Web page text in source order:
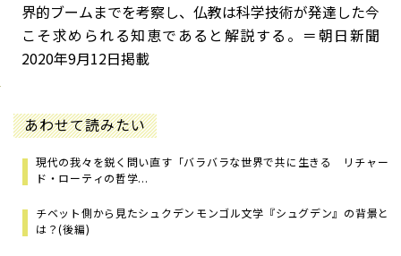
界的ブームまでを考察し、仏教は科学技術が発達した今
こそ求められる知恵であると解説する。＝朝日新聞
2020年9月12日掲載
あわせて読みたい
現代の我々を鋭く問い直す「バラバラな世界で共に生きる リチャー
ド・ローティの哲学...
チベット側から見たシュクデン――モンゴル文学『シュグデン』の背景と
は？(後編)